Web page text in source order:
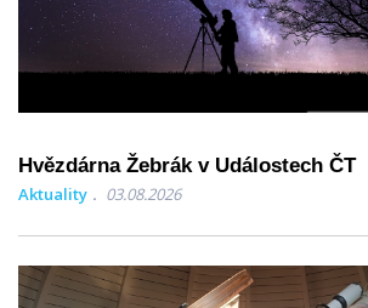
Hvězdárna Žebrák v Událostech ČT
Aktuality 03.08.2026